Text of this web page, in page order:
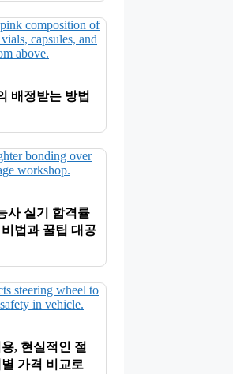
배정받는 방법
사 실기 합격률
법과 꿀팁 대공
, 현실적인 절
가격 비교로